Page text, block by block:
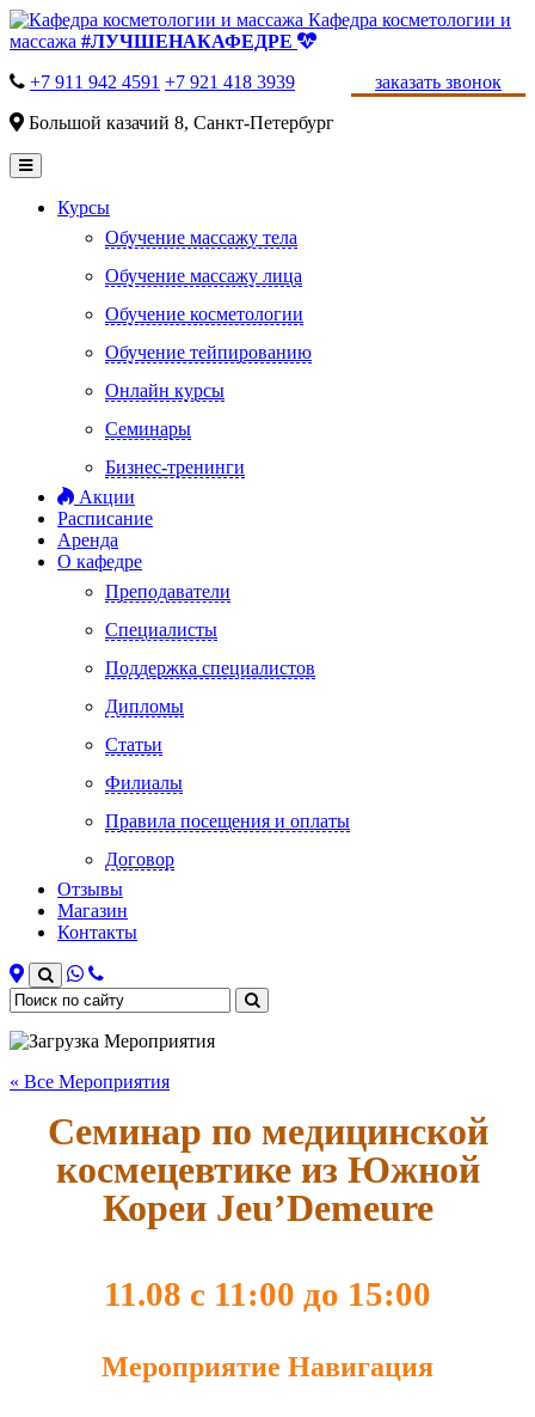
Кафедра косметологии и
массажа #ЛУЧШЕНАКАФЕДРЕ
заказать звонок
+7 911 942 4591 +7 921 418 3939
Большой казачий 8, Санкт-Петербург
Курсы
Обучение массажу тела
Обучение массажу лица
Обучение косметологии
Обучение тейпированию
Онлайн курсы
Семинары
Бизнес-тренинги
Акции
Расписание
Аренда
О кафедре
Преподаватели
Специалисты
Поддержка специалистов
Дипломы
Статьи
Филиалы
Правила посещения и оплаты
Договор
Отзывы
Магазин
Контакты
« Все Мероприятия
Семинар по медицинской
космецевтике из Южной
Кореи Jeu’Demeure
11.08 с 11:00 до 15:00
Мероприятие Навигация